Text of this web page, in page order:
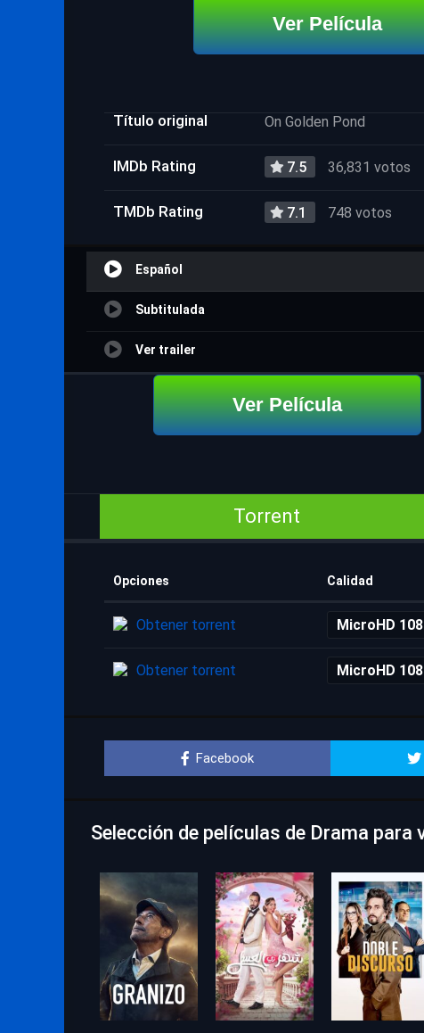
Ver Película
Título original On Golden Pond
IMDb Rating 7.5 36,831 votos
TMDb Rating 7.1 748 votos
Español
Subtitulada
Ver trailer
Ver Película
Torrent
Opciones Calidad
Obtener torrent MicroHD
Obtener torrent MicroHD
Facebook
Selección de películas de Drama para